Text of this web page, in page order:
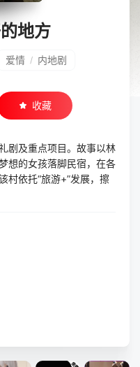
地方
爱情 / 内地剧
收藏
剧及重点项目。故事以林
想的女孩落脚民宿，在各
村依托“旅游+”发展，擦